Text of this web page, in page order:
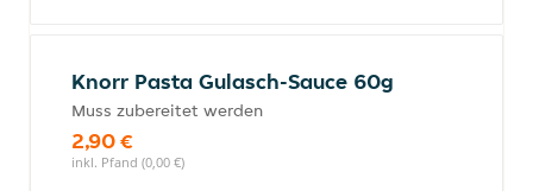
Knorr Pasta Gulasch-Sauce 60g
Muss zubereitet werden
2,90 €
inkl. Pfand (0,00 €)